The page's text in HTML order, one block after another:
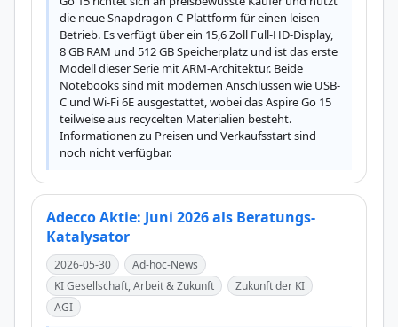
die neue Snapdragon C-Plattform für einen leisen
Betrieb. Es verfügt über ein 15,6 Zoll Full-HD-Display,
8 GB RAM und 512 GB Speicherplatz und ist das erste
Modell dieser Serie mit ARM-Architektur. Beide
Notebooks sind mit modernen Anschlüssen wie USB-
C und Wi-Fi 6E ausgestattet, wobei das Aspire Go 15
teilweise aus recycelten Materialien besteht.
Informationen zu Preisen und Verkaufsstart sind
noch nicht verfügbar.
Adecco Aktie: Juni 2026 als Beratungs-
Katalysator
2026-05-30
Ad-hoc-News
KI Gesellschaft, Arbeit & Zukunft
Zukunft der KI
AGI